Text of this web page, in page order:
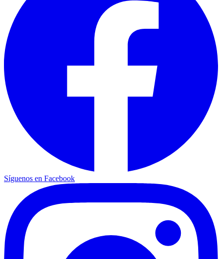
Síguenos en Facebook